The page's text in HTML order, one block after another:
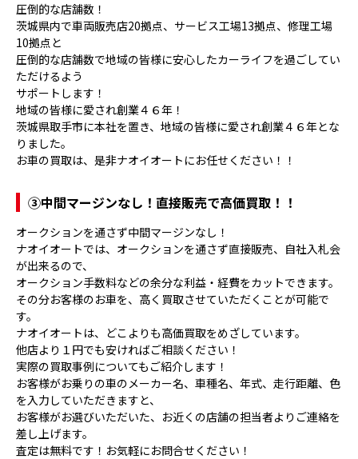
圧倒的な店舗数！
茨城県内で車両販売店20拠点、サービス工場13拠点、修理工場
10拠点と
圧倒的な店舗数で地域の皆様に安心したカーライフを過ごしてい
ただけるよう
サポートします！
地域の皆様に愛され創業４６年！
茨城県取手市に本社を置き、地域の皆様に愛され創業４６年とな
りました。
お車の買取は、是非ナオイオートにお任せください！！
③中間マージンなし！直接販売で高価買取！！
オークションを通さず中間マージンなし！
ナオイオートでは、オークションを通さず直接販売、自社入札会
が出来るので、
オークション手数料などの余分な利益・経費をカットできます。
その分お客様のお車を、高く買取させていただくことが可能で
す。
ナオイオートは、どこよりも高価買取をめざしています。
他店より１円でも安ければご相談ください！
実際の買取事例についてもご紹介します！
お客様がお乗りの車のメーカー名、車種名、年式、走行距離、色
を入力していただきますと、
お客様がお選びいただいた、お近くの店舗の担当者よりご連絡を
差し上げます。
査定は無料です！お気軽にお問合せください！